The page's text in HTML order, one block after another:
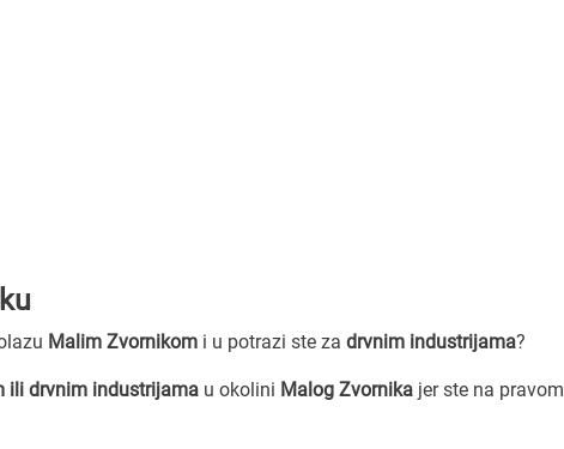
Malim Zvornikom i u potrazi ste za drvnim industrijama?
ili drvnim industrijama u okolini Malog Zvornika jer ste na pravom